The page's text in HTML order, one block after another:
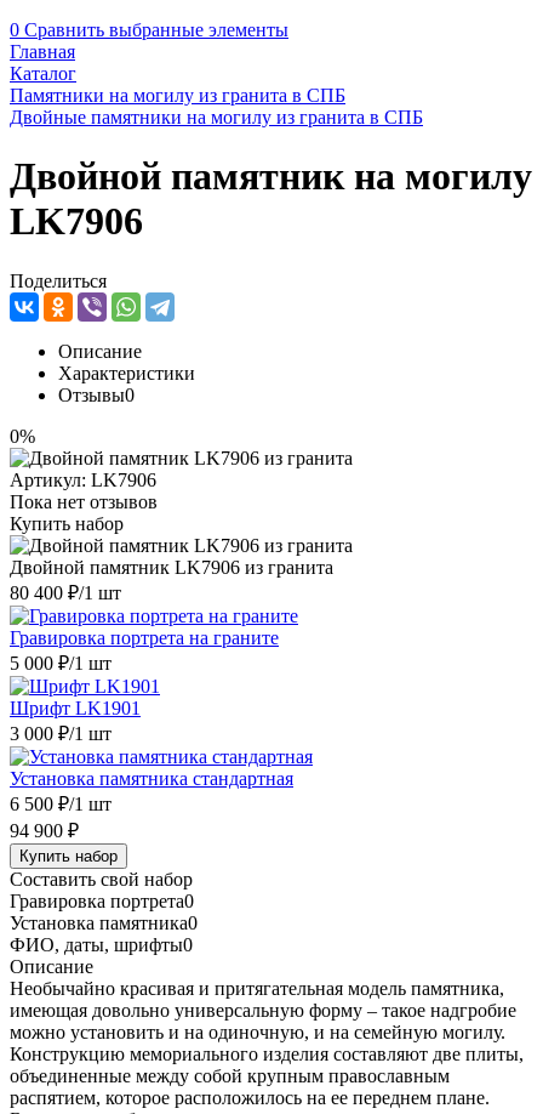
0 Сравнить выбранные элементы
Главная
Каталог
Памятники на могилу из гранита в СПБ
Двойные памятники на могилу из гранита в СПБ
Двойной памятник на могилу
LK7906
Поделиться
Описание
Характеристики
Отзывы0
0%
Артикул: LK7906
Пока нет отзывов
Купить набор
Двойной памятник LK7906 из гранита
80 400 ₽/1 шт
Гравировка портрета на граните
5 000 ₽/1 шт
Шрифт LK1901
3 000 ₽/1 шт
Установка памятника стандартная
6 500 ₽/1 шт
94 900 ₽
Купить набор
Составить свой набор
Гравировка портрета0
Установка памятника0
ФИО, даты, шрифты0
Описание
Необычайно красивая и притягательная модель памятника,
имеющая довольно универсальную форму – такое надгробие
можно установить и на одиночную, и на семейную могилу.
Конструкцию мемориального изделия составляют две плиты,
объединенные между собой крупным православным
распятием, которое расположилось на ее переднем плане.